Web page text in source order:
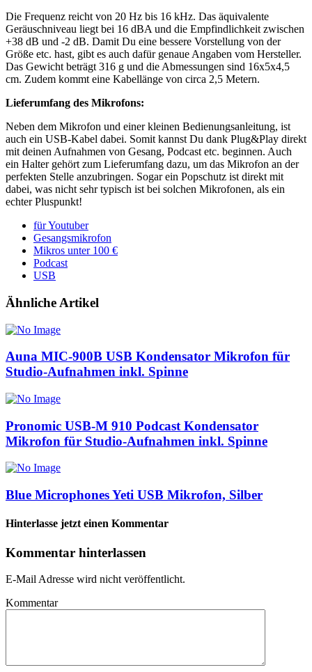
Die Frequenz reicht von 20 Hz bis 16 kHz. Das äquivalente
Geräuschniveau liegt bei 16 dBA und die Empfindlichkeit zwischen
+38 dB und -2 dB. Damit Du eine bessere Vorstellung von der
Größe etc. hast, gibt es auch dafür genaue Angaben vom Hersteller.
Das Gewicht beträgt 316 g und die Abmessungen sind 16x5x4,5
cm. Zudem kommt eine Kabellänge von circa 2,5 Metern.
Lieferumfang des Mikrofons:
Neben dem Mikrofon und einer kleinen Bedienungsanleitung, ist
auch ein USB-Kabel dabei. Somit kannst Du dank Plug&Play direkt
mit deinen Aufnahmen von Gesang, Podcast etc. beginnen. Auch
ein Halter gehört zum Lieferumfang dazu, um das Mikrofon an der
perfekten Stelle anzubringen. Sogar ein Popschutz ist direkt mit
dabei, was nicht sehr typisch ist bei solchen Mikrofonen, als ein
echter Pluspunkt!
für Youtuber
Gesangsmikrofon
Mikros unter 100 €
Podcast
USB
Ähnliche Artikel
Auna MIC-900B USB Kondensator Mikrofon für
Studio-Aufnahmen inkl. Spinne
Pronomic USB-M 910 Podcast Kondensator
Mikrofon für Studio-Aufnahmen inkl. Spinne
Blue Microphones Yeti USB Mikrofon, Silber
Hinterlasse jetzt einen Kommentar
Kommentar hinterlassen
E-Mail Adresse wird nicht veröffentlicht.
Kommentar